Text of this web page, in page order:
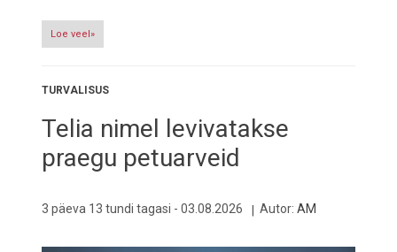
Loe veel»
TURVALISUS
Telia nimel levivatakse
praegu petuarveid
3 päeva 13 tundi tagasi - 03.08.2026 Autor: AM